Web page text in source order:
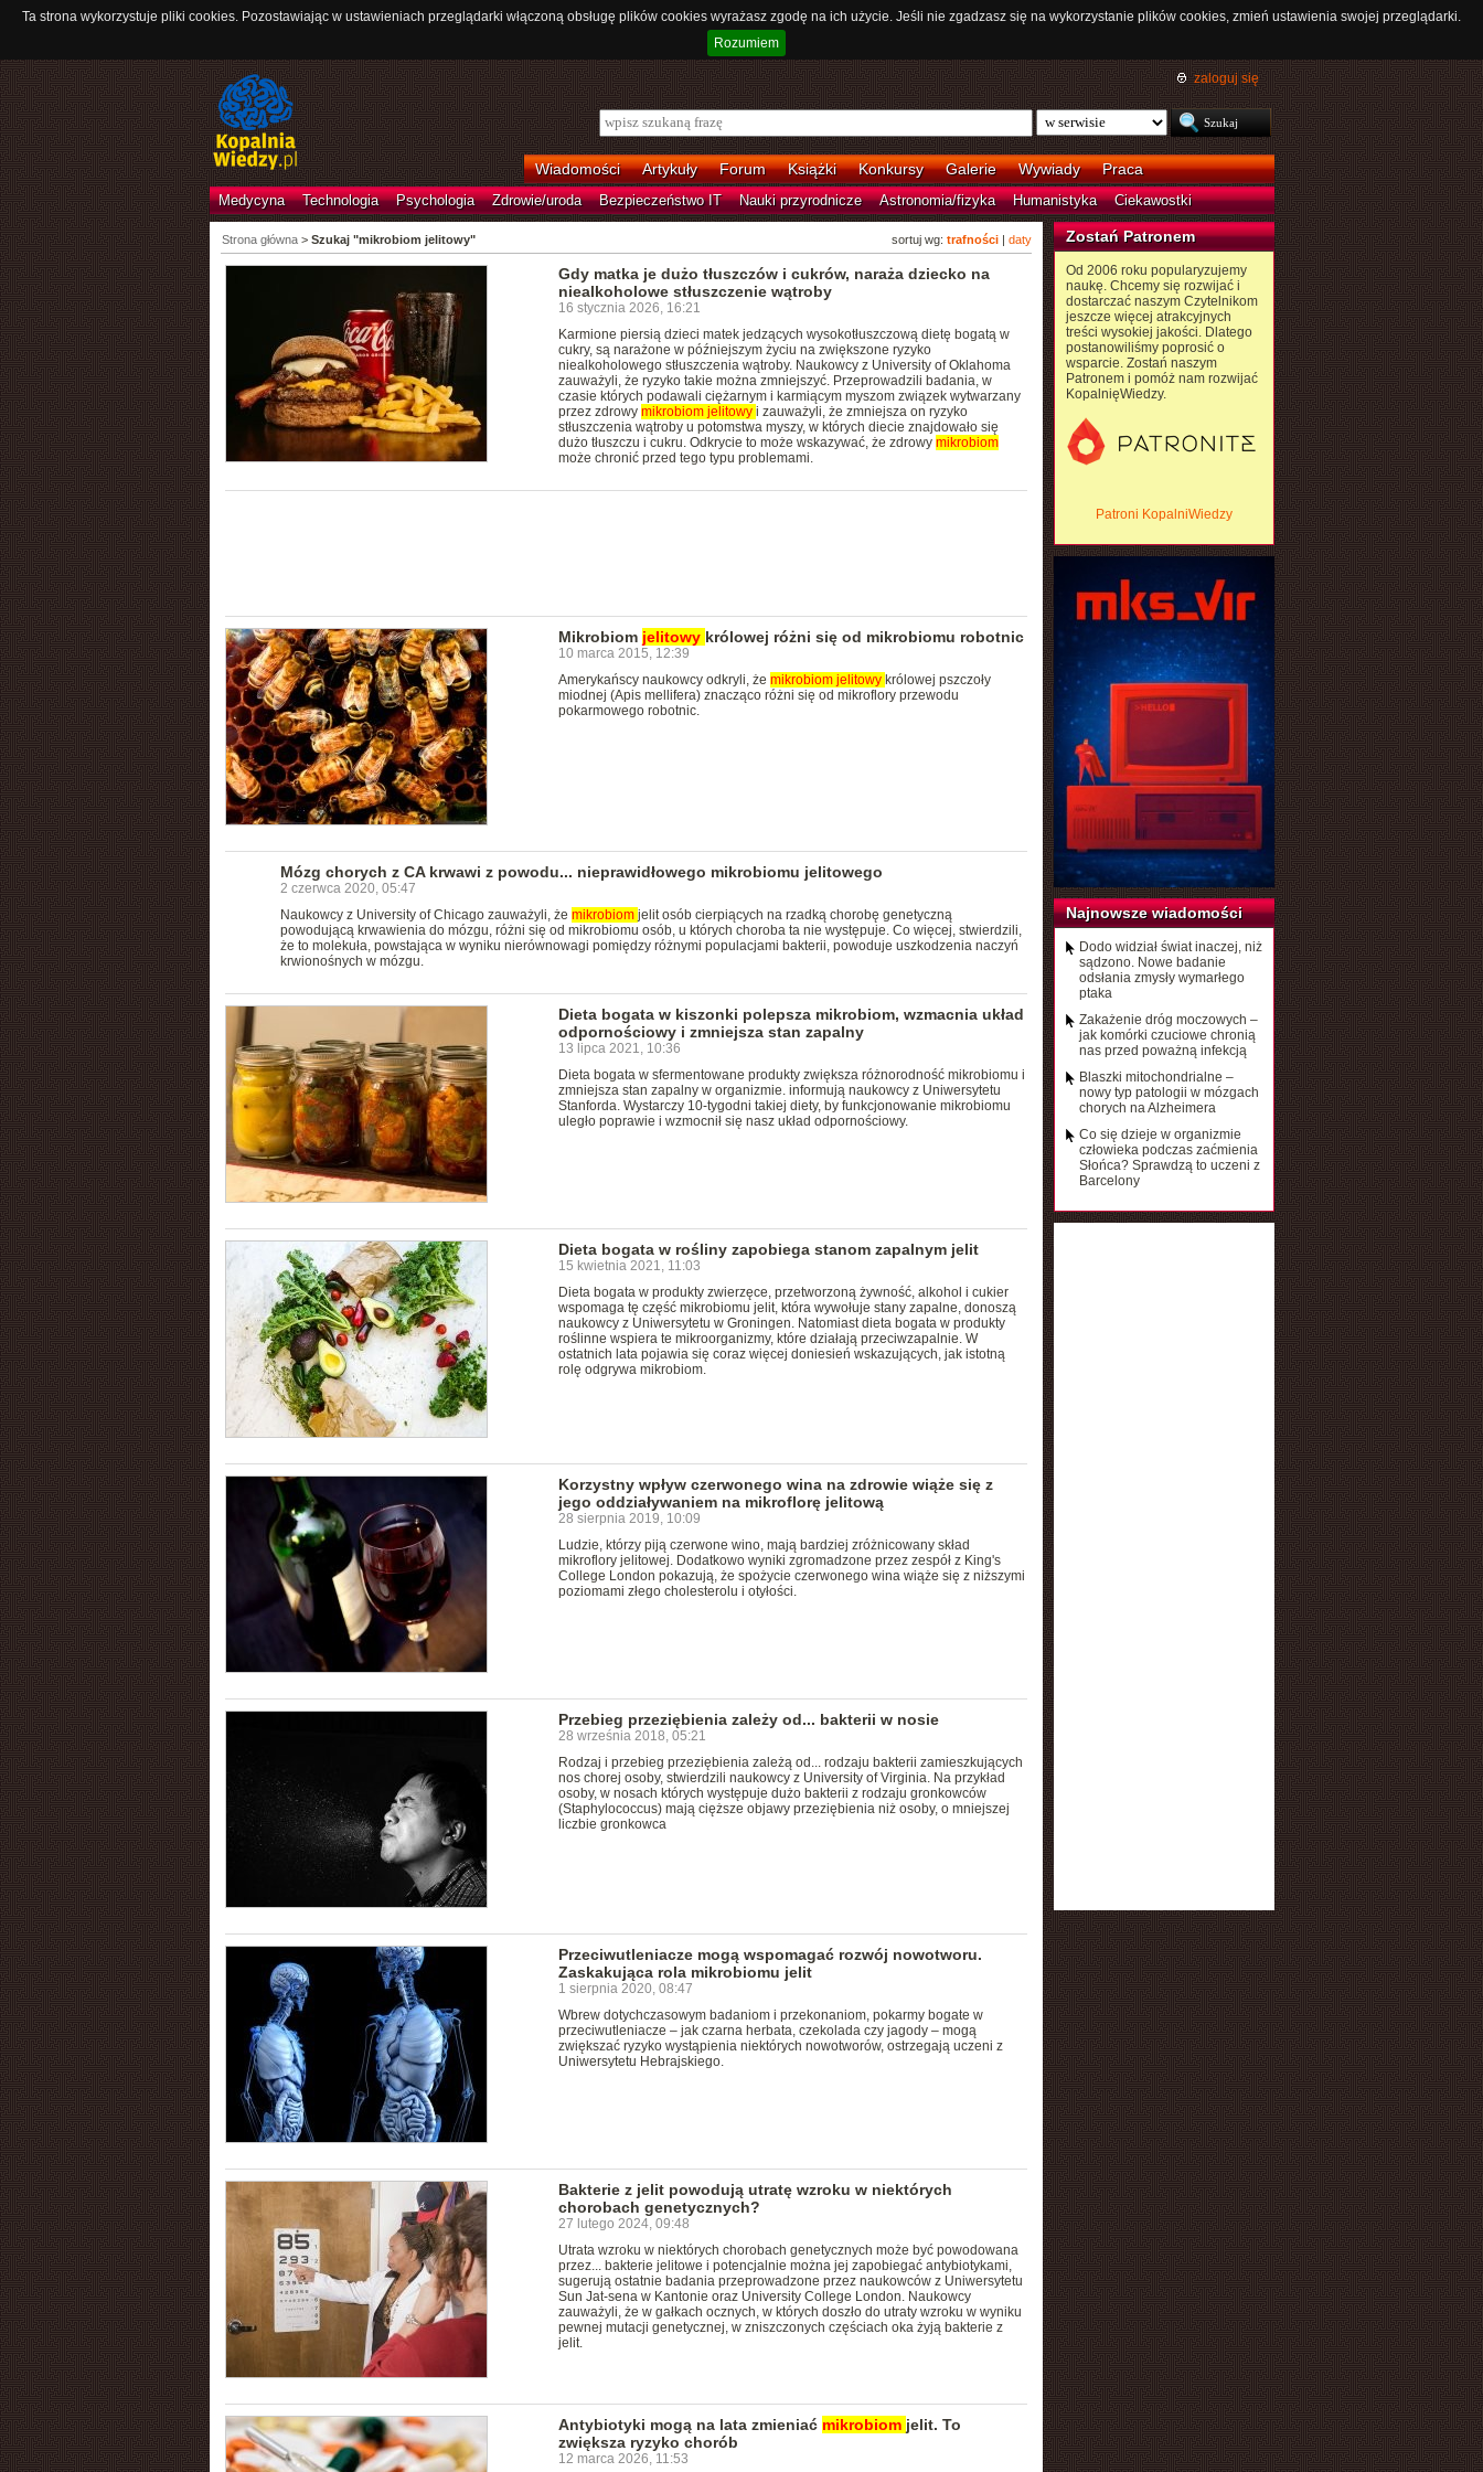
Ta strona wykorzystuje pliki cookies. Pozostawiając w ustawieniach przeglądarki włączoną obsługę plików cookies wyrażasz zgodę na ich użycie. Jeśli nie zgadzasz się na wykorzystanie plików cookies, zmień ustawienia swojej przeglądarki.
Rozumiem
zaloguj się
Wiadomości Artykuły Forum Książki Konkursy Galerie Wywiady Praca
Medycyna Technologia Psychologia Zdrowie/uroda Bezpieczeństwo IT Nauki przyrodnicze Astronomia/fizyka Humanistyka Ciekawostki
sortuj wg: trafności| daty
Strona główna> Szukaj "mikrobiom jelitowy"
Gdy matka je dużo tłuszczów i cukrów, naraża dziecko na
niealkoholowe stłuszczenie wątroby
16 stycznia 2026, 16:21
Karmione piersią dzieci matek jedzących wysokotłuszczową dietę bogatą w
cukry, są narażone w późniejszym życiu na zwiększone ryzyko
niealkoholowego stłuszczenia wątroby. Naukowcy z University of Oklahoma
zauważyli, że ryzyko takie można zmniejszyć. Przeprowadzili badania, w
czasie których podawali ciężarnym i karmiącym myszom związek wytwarzany
przez zdrowy mikrobiom jelitowy i zauważyli, że zmniejsza on ryzyko
stłuszczenia wątroby u potomstwa myszy, w których diecie znajdowało się
dużo tłuszczu i cukru. Odkrycie to może wskazywać, że zdrowy mikrobiom
może chronić przed tego typu problemami.
Mikrobiom jelitowy królowej różni się od mikrobiomu robotnic
10 marca 2015, 12:39
Amerykańscy naukowcy odkryli, że mikrobiom jelitowy królowej pszczoły
miodnej (Apis mellifera) znacząco różni się od mikroflory przewodu
pokarmowego robotnic.
Mózg chorych z CA krwawi z powodu... nieprawidłowego mikrobiomu jelitowego
2 czerwca 2020, 05:47
Naukowcy z University of Chicago zauważyli, że mikrobiom jelit osób cierpiących na rzadką chorobę genetyczną
powodującą krwawienia do mózgu, różni się od mikrobiomu osób, u których choroba ta nie występuje. Co więcej, stwierdzili,
że to molekuła, powstająca w wyniku nierównowagi pomiędzy różnymi populacjami bakterii, powoduje uszkodzenia naczyń
krwionośnych w mózgu.
Dieta bogata w kiszonki polepsza mikrobiom, wzmacnia układ
odpornościowy i zmniejsza stan zapalny
13 lipca 2021, 10:36
Dieta bogata w sfermentowane produkty zwiększa różnorodność mikrobiomu i
zmniejsza stan zapalny w organizmie. informują naukowcy z Uniwersytetu
Stanforda. Wystarczy 10-tygodni takiej diety, by funkcjonowanie mikrobiomu
uległo poprawie i wzmocnił się nasz układ odpornościowy.
Dieta bogata w rośliny zapobiega stanom zapalnym jelit
15 kwietnia 2021, 11:03
Dieta bogata w produkty zwierzęce, przetworzoną żywność, alkohol i cukier
wspomaga tę część mikrobiomu jelit, która wywołuje stany zapalne, donoszą
naukowcy z Uniwersytetu w Groningen. Natomiast dieta bogata w produkty
roślinne wspiera te mikroorganizmy, które działają przeciwzapalnie. W
ostatnich lata pojawia się coraz więcej doniesień wskazujących, jak istotną
rolę odgrywa mikrobiom.
Korzystny wpływ czerwonego wina na zdrowie wiąże się z
jego oddziaływaniem na mikroflorę jelitową
28 sierpnia 2019, 10:09
Ludzie, którzy piją czerwone wino, mają bardziej zróżnicowany skład
mikroflory jelitowej. Dodatkowo wyniki zgromadzone przez zespół z King's
College London pokazują, że spożycie czerwonego wina wiąże się z niższymi
poziomami złego cholesterolu i otyłości.
Przebieg przeziębienia zależy od... bakterii w nosie
28 września 2018, 05:21
Rodzaj i przebieg przeziębienia zależą od... rodzaju bakterii zamieszkujących
nos chorej osoby, stwierdzili naukowcy z University of Virginia. Na przykład
osoby, w nosach których występuje dużo bakterii z rodzaju gronkowców
(Staphylococcus) mają cięższe objawy przeziębienia niż osoby, o mniejszej
liczbie gronkowca
Przeciwutleniacze mogą wspomagać rozwój nowotworu.
Zaskakująca rola mikrobiomu jelit
1 sierpnia 2020, 08:47
Wbrew dotychczasowym badaniom i przekonaniom, pokarmy bogate w
przeciwutleniacze – jak czarna herbata, czekolada czy jagody – mogą
zwiększać ryzyko wystąpienia niektórych nowotworów, ostrzegają uczeni z
Uniwersytetu Hebrajskiego.
Bakterie z jelit powodują utratę wzroku w niektórych
chorobach genetycznych?
27 lutego 2024, 09:48
Utrata wzroku w niektórych chorobach genetycznych może być powodowana
przez... bakterie jelitowe i potencjalnie można jej zapobiegać antybiotykami,
sugerują ostatnie badania przeprowadzone przez naukowców z Uniwersytetu
Sun Jat-sena w Kantonie oraz University College London. Naukowcy
zauważyli, że w gałkach ocznych, w których doszło do utraty wzroku w wyniku
pewnej mutacji genetycznej, w zniszczonych częściach oka żyją bakterie z
jelit.
Antybiotyki mogą na lata zmieniać mikrobiom jelit. To
zwiększa ryzyko chorób
12 marca 2026, 11:53
Zostań Patronem
Od 2006 roku popularyzujemy
naukę. Chcemy się rozwijać i
dostarczać naszym Czytelnikom
jeszcze więcej atrakcyjnych
treści wysokiej jakości. Dlatego
postanowiliśmy poprosić o
wsparcie. Zostań naszym
Patronem i pomóż nam rozwijać
KopalnięWiedzy.
Patroni KopalniWiedzy
Najnowsze wiadomości
Dodo widział świat inaczej, niż
sądzono. Nowe badanie
odsłania zmysły wymarłego
ptaka
Zakażenie dróg moczowych –
jak komórki czuciowe chronią
nas przed poważną infekcją
Blaszki mitochondrialne –
nowy typ patologii w mózgach
chorych na Alzheimera
Co się dzieje w organizmie
człowieka podczas zaćmienia
Słońca? Sprawdzą to uczeni z
Barcelony